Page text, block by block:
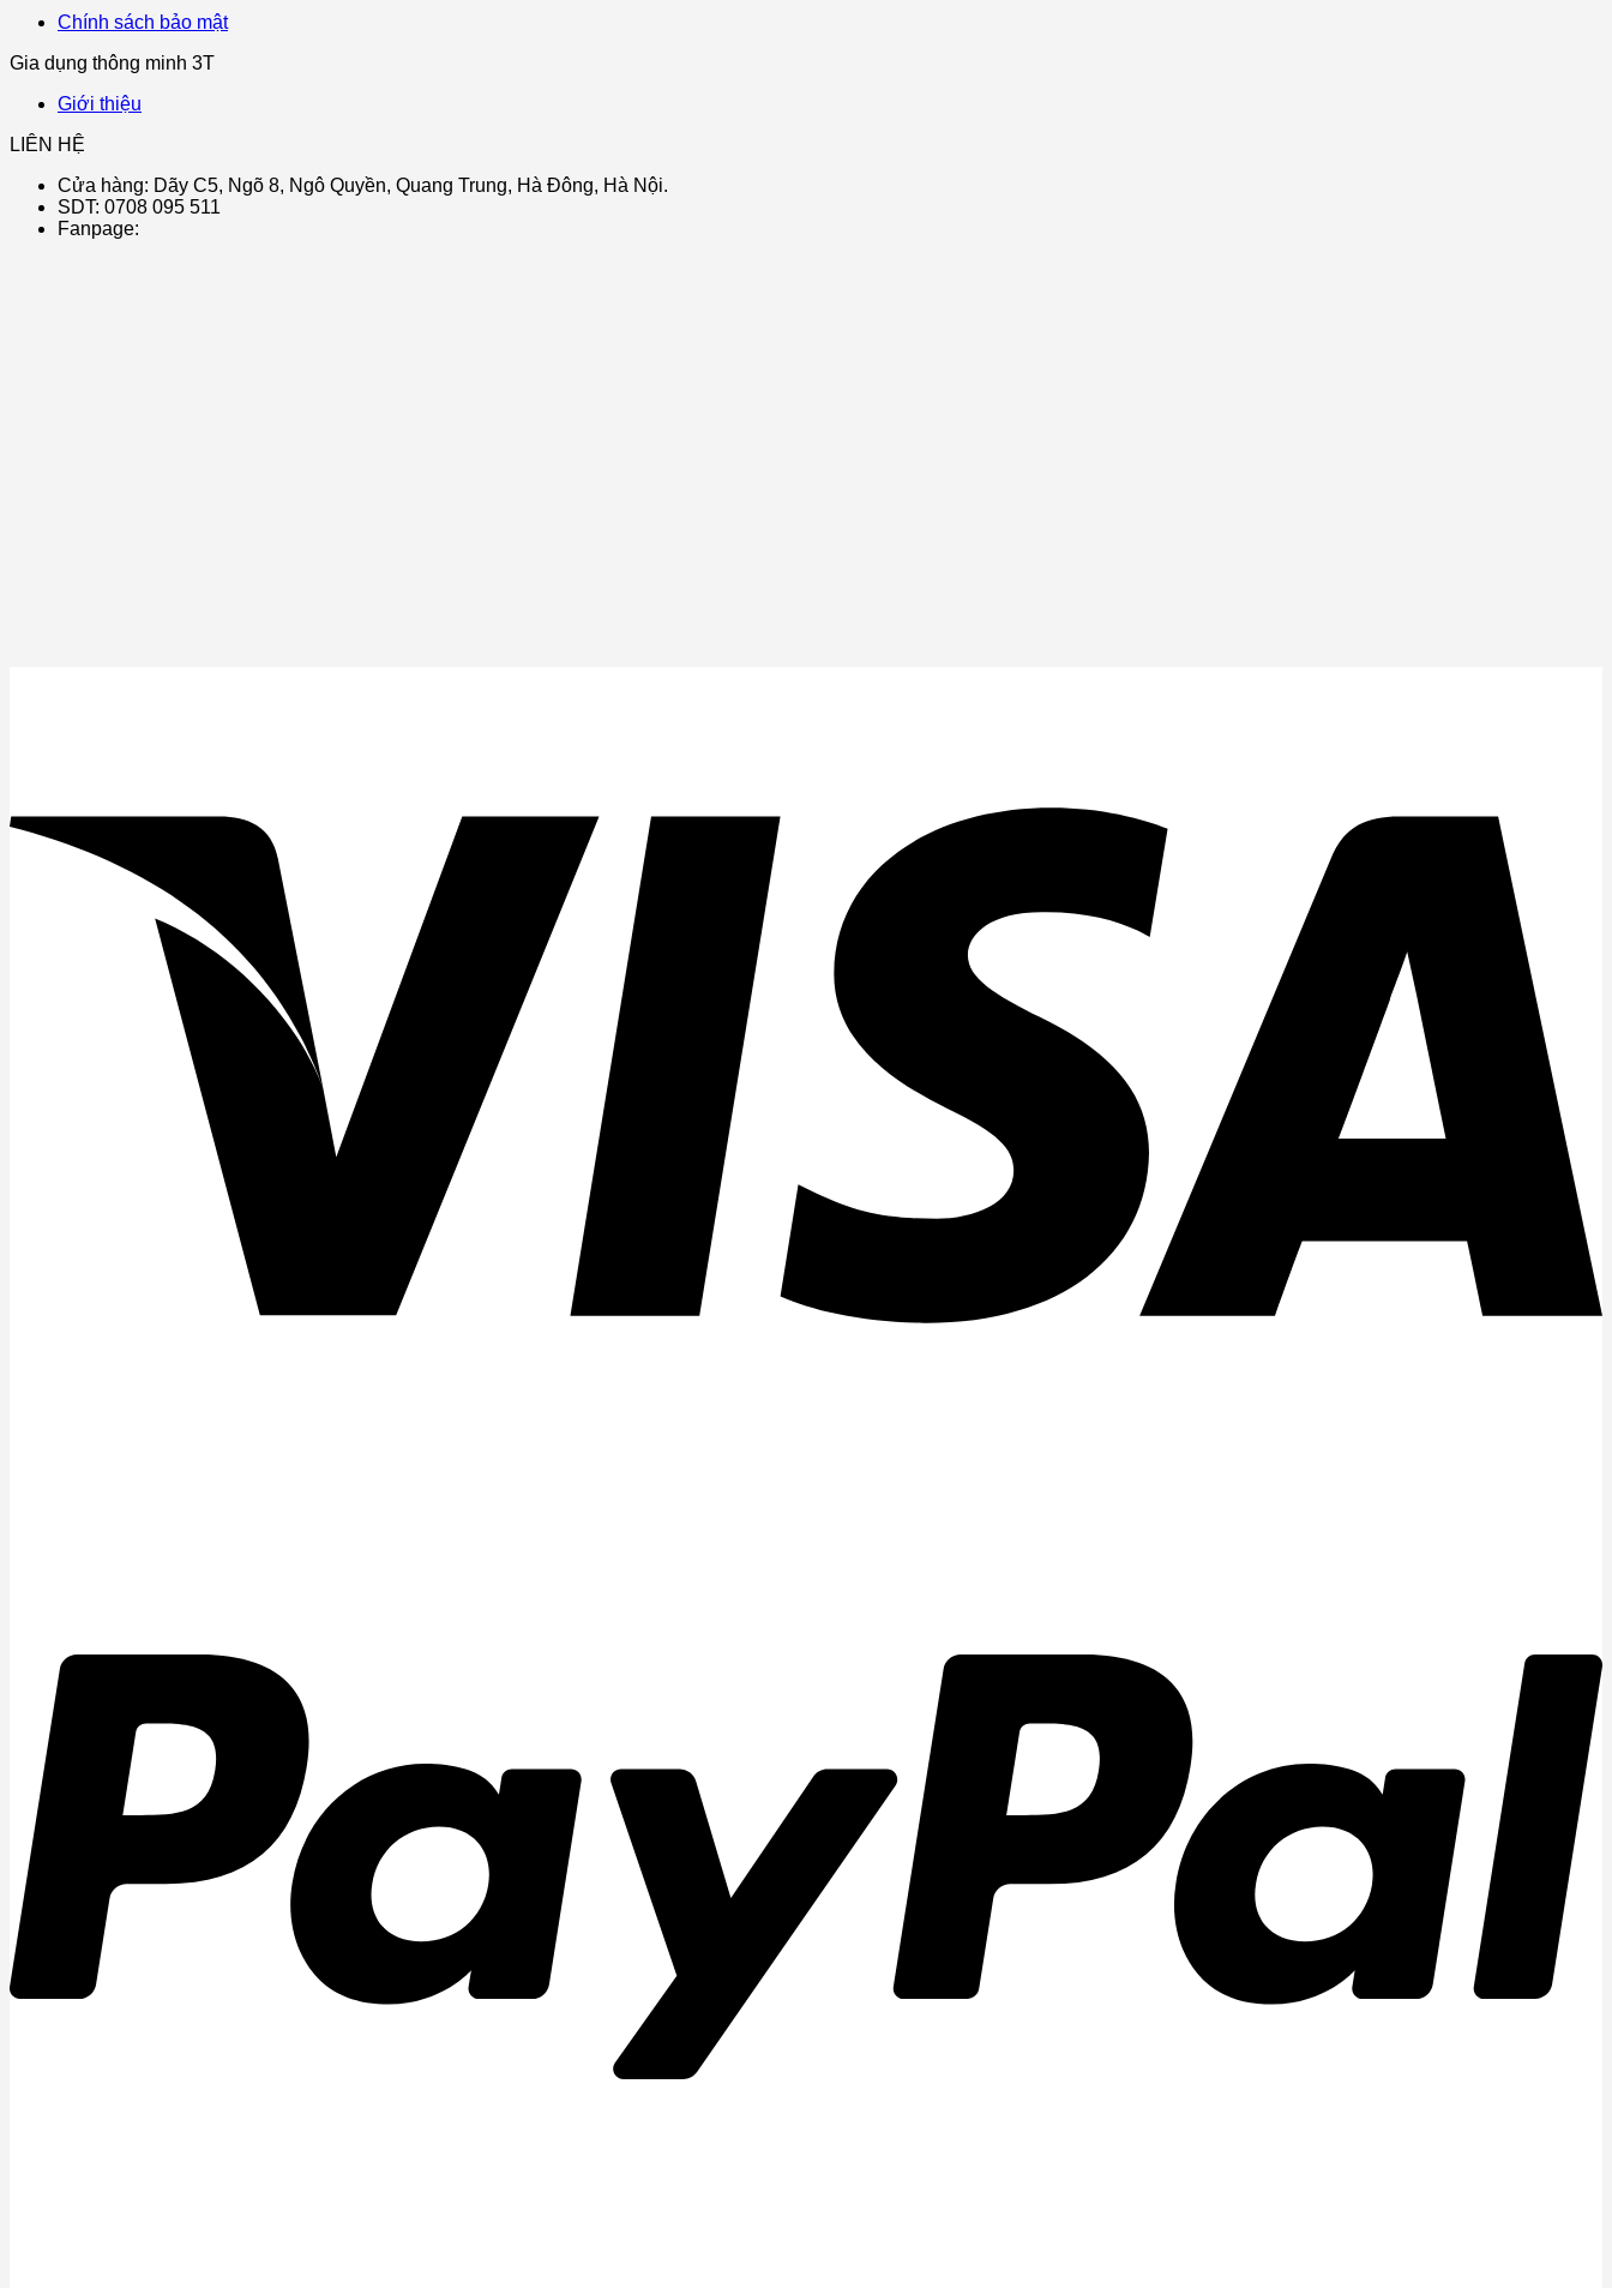
Chính sách bảo mật
Gia dụng thông minh 3T
Giới thiệu
LIÊN HỆ
Cửa hàng: Dãy C5, Ngõ 8, Ngô Quyền, Quang Trung, Hà Đông, Hà Nội.
SDT: 0708 095 511
Fanpage: